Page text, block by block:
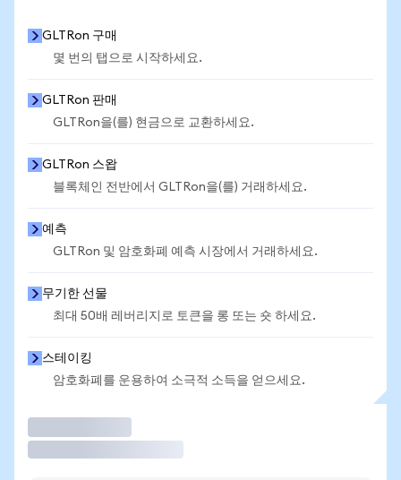
GLTRon 구매
몇 번의 탭으로 시작하세요.
GLTRon 판매
GLTRon을(를) 현금으로 교환하세요.
GLTRon 스왑
블록체인 전반에서 GLTRon을(를) 거래하세요.
예측
GLTRon 및 암호화폐 예측 시장에서 거래하세요.
무기한 선물
최대 50배 레버리지로 토큰을 롱 또는 숏 하세요.
스테이킹
암호화폐를 운용하여 소극적 소득을 얻으세요.